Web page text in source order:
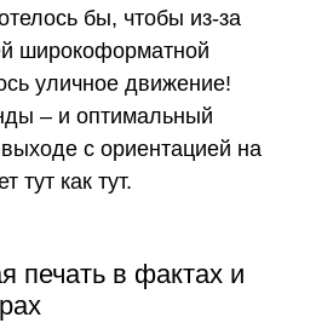
бы, чтобы из-за
широкоформатной
уличное движение!
– и оптимальный
с ориентацией на
тут как тут.
печать в фактах и